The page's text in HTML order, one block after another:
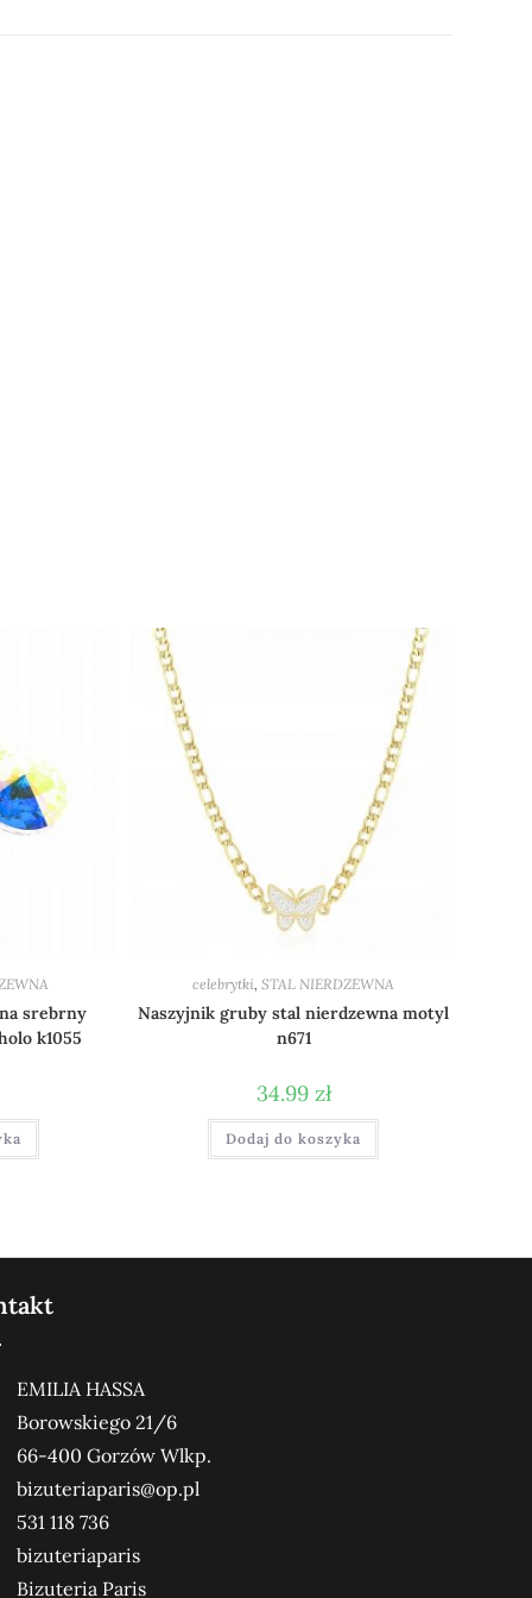
srebrny
k1055
celebrytki ,STAL NIERDZEWNA
Naszyjnik gruby stal nierdzewna motyl
n671
34.99 zł
Dodaj do koszyka
EMILIA HASSA
Borowskiego 21/6
66-400 Gorzów Wlkp.
bizuteriaparis@op.pl
531 118 736
bizuteriaparis
Bizuteria Paris